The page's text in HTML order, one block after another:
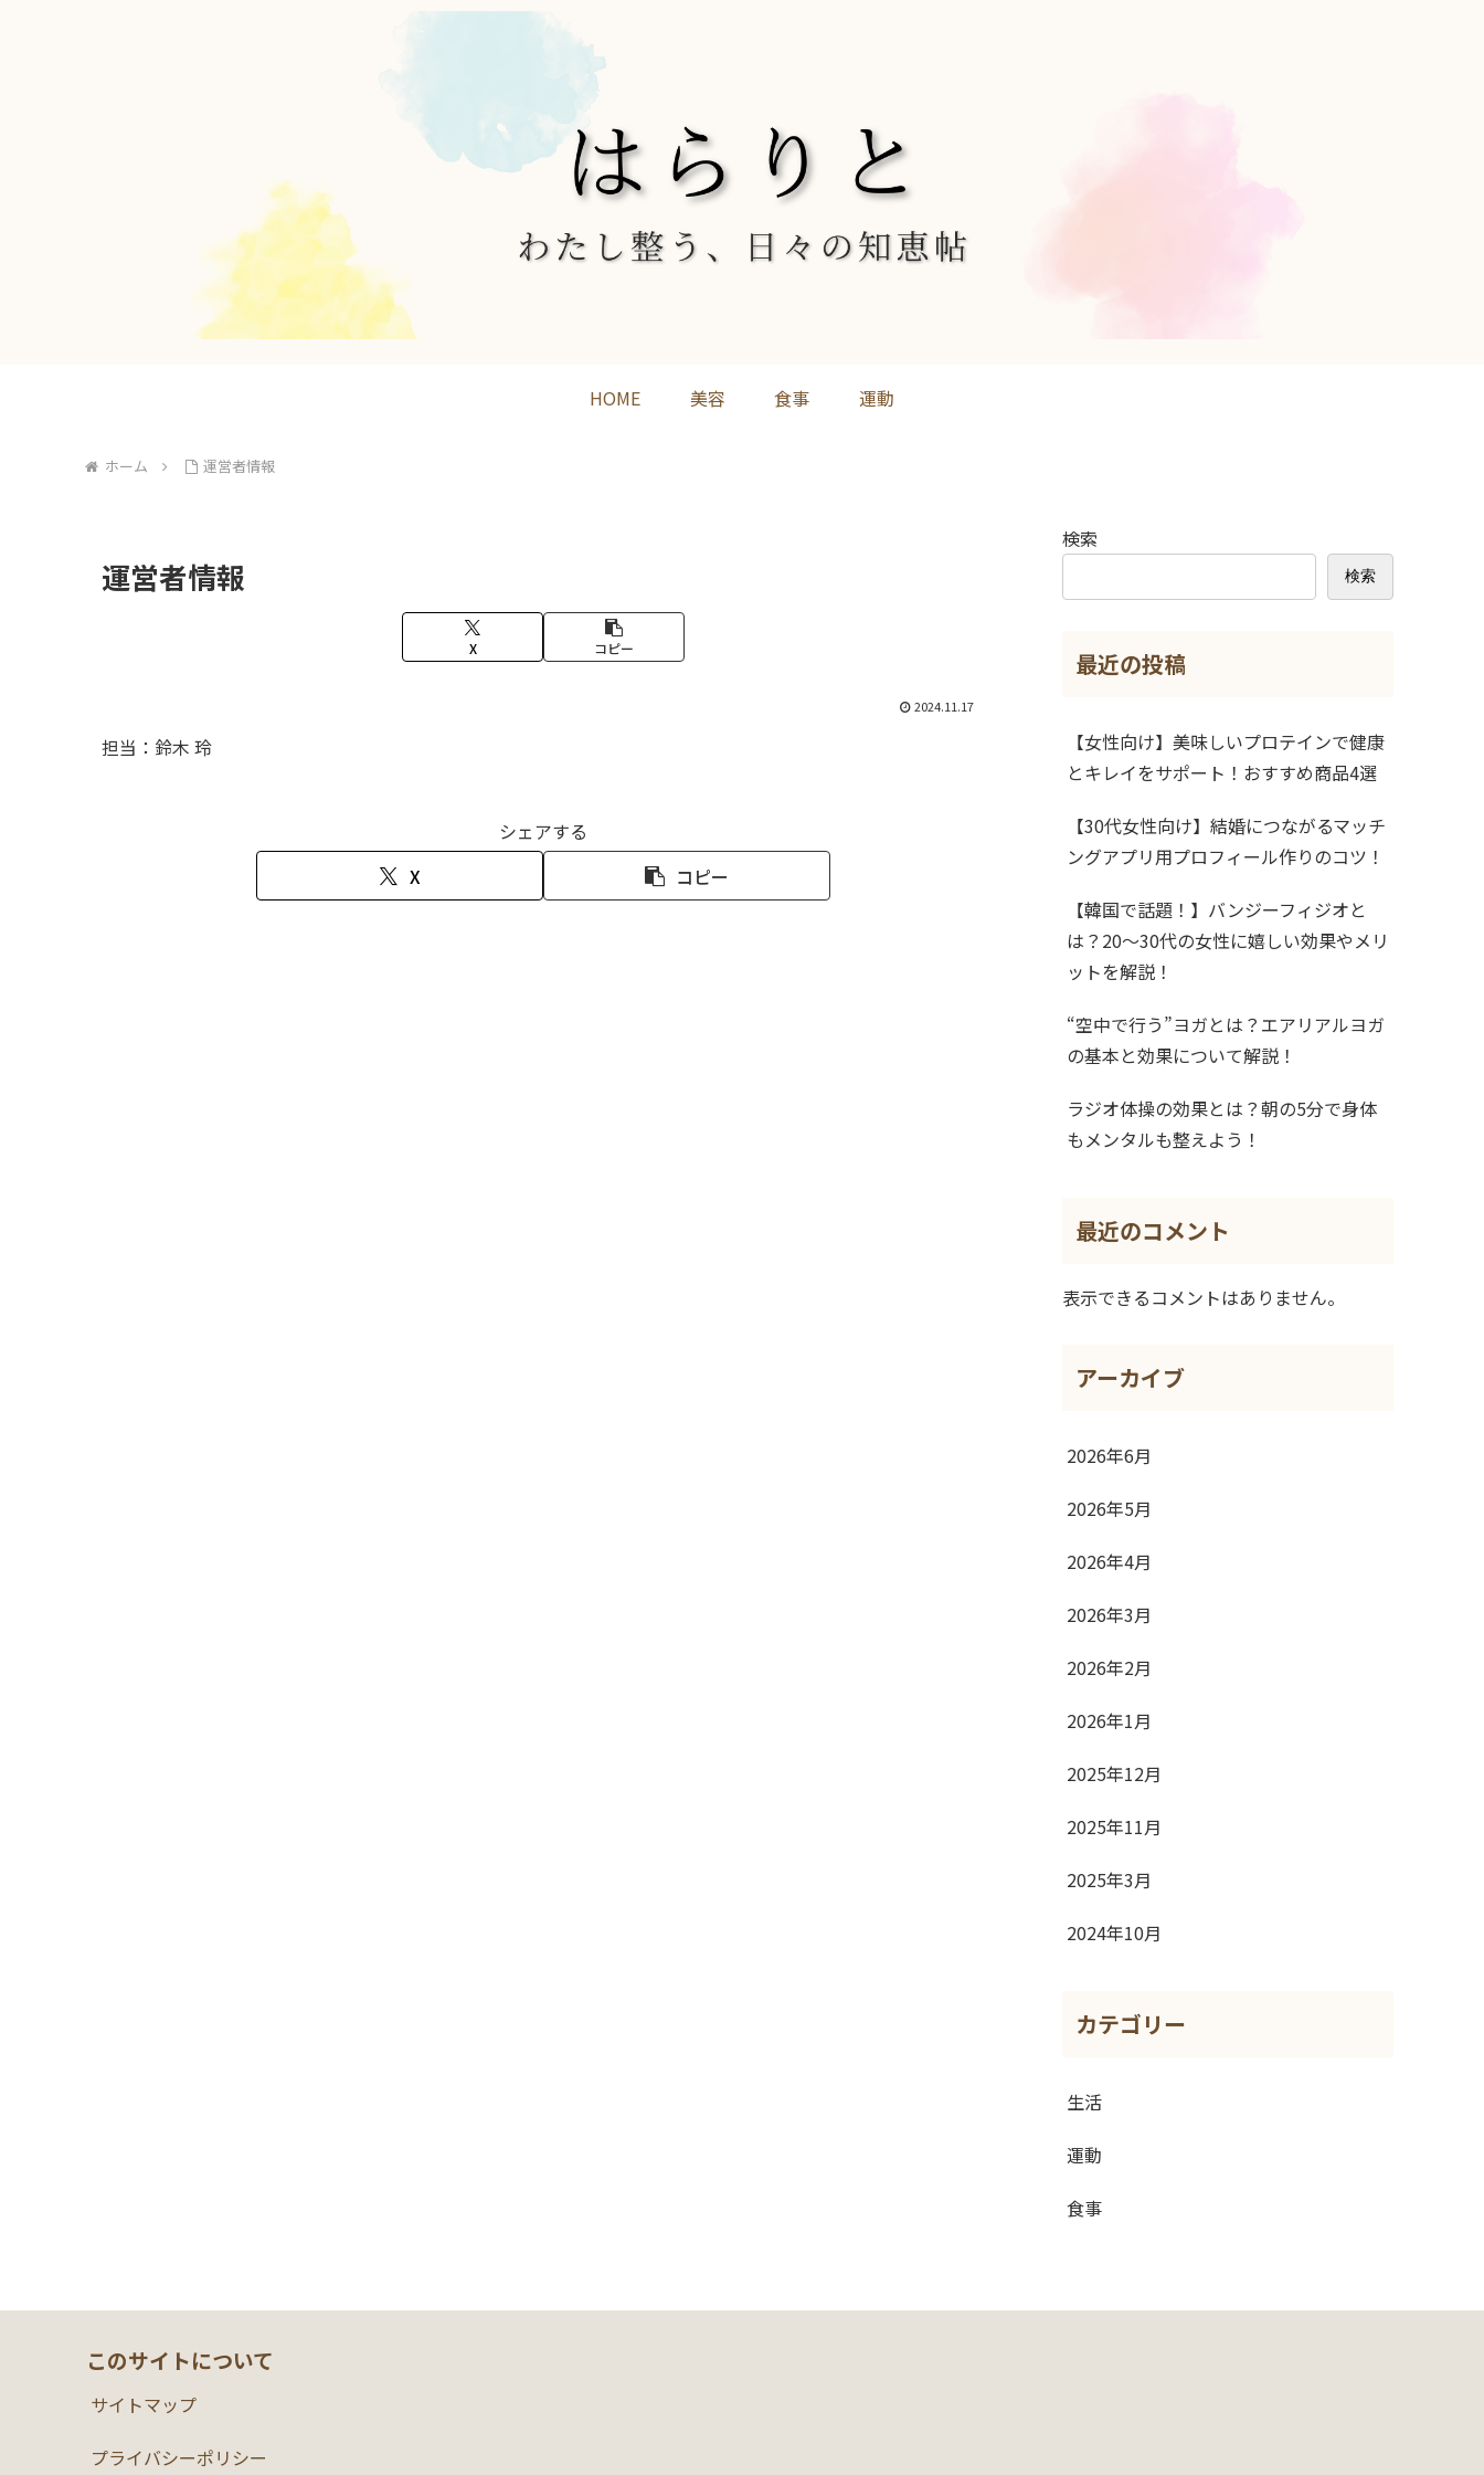
HOME 美容 食事 運動
ホーム 運営者情報
運営者情報
X コピー
2024.11.17
担当：鈴木 玲
シェアする
X
コピー
検索
検索
最近の投稿
【女性向け】美味しいプロテインで健康
とキレイをサポート！おすすめ商品4選
【30代女性向け】結婚につながるマッチ
ングアプリ用プロフィール作りのコツ！
【韓国で話題！】バンジーフィジオと
は？20～30代の女性に嬉しい効果やメリ
ットを解説！
“空中で行う”ヨガとは？エアリアルヨガ
の基本と効果について解説！
ラジオ体操の効果とは？朝の5分で身体
もメンタルも整えよう！
最近のコメント
表示できるコメントはありません。
アーカイブ
2026年6月
2026年5月
2026年4月
2026年3月
2026年2月
2026年1月
2025年12月
2025年11月
2025年3月
2024年10月
カテゴリー
生活
運動
食事
このサイトについて
サイトマップ
プライバシーポリシー